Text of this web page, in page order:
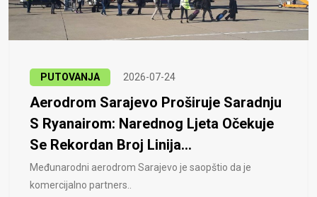
PUTOVANJA 2026-07-24
Aerodrom Sarajevo Proširuje Saradnju
S Ryanairom: Narednog Ljeta Očekuje
Se Rekordan Broj Linija...
Međunarodni aerodrom Sarajevo je saopštio da je
komercijalno partners..